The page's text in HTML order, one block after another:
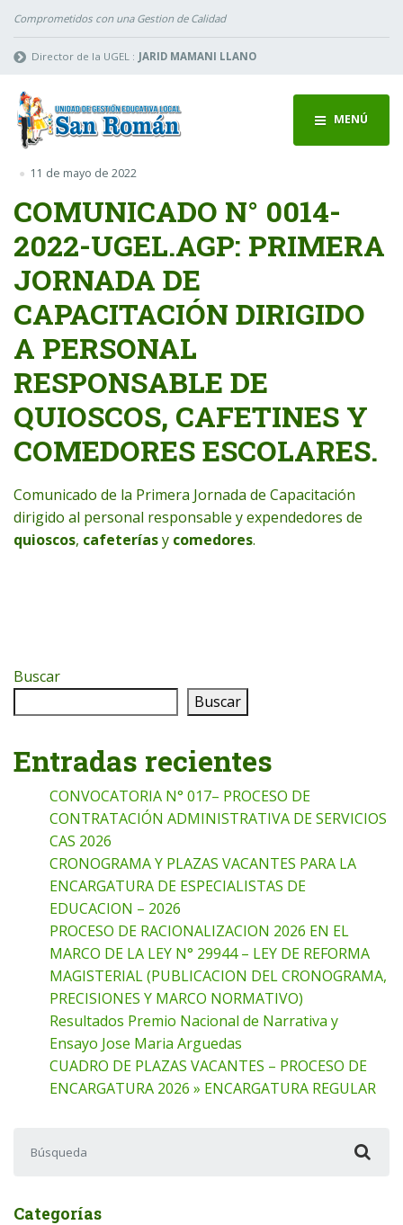
Comprometidos con una Gestion de Calidad
Director de la UGEL : JARID MAMANI LLANO
MENÚ
11 de mayo de 2022
COMUNICADO N° 0014-
2022-UGEL.AGP: PRIMERA
JORNADA DE
CAPACITACIÓN DIRIGIDO
A PERSONAL
RESPONSABLE DE
QUIOSCOS, CAFETINES Y
COMEDORES ESCOLARES.
Comunicado de la Primera Jornada de Capacitación
dirigido al personal responsable y expendedores de
quioscos, cafeteríasy comedores.
Buscar
Buscar
Entradas recientes
CONVOCATORIA N° 017– PROCESO DE
CONTRATACIÓN ADMINISTRATIVA DE SERVICIOS
CAS 2026
CRONOGRAMA Y PLAZAS VACANTES PARA LA
ENCARGATURA DE ESPECIALISTAS DE
EDUCACION – 2026
PROCESO DE RACIONALIZACION 2026 EN EL
MARCO DE LA LEY N° 29944 – LEY DE REFORMA
MAGISTERIAL (PUBLICACION DEL CRONOGRAMA,
PRECISIONES Y MARCO NORMATIVO)
Resultados Premio Nacional de Narrativa y
Ensayo Jose Maria Arguedas
CUADRO DE PLAZAS VACANTES – PROCESO DE
ENCARGATURA 2026 » ENCARGATURA REGULAR
Categorías